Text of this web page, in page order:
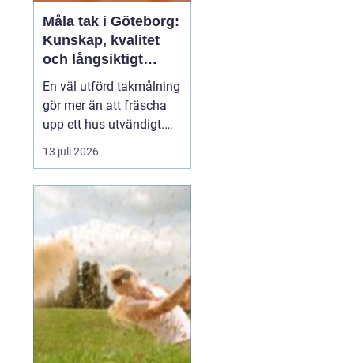
Måla tak i Göteborg:
Kunskap, kvalitet
och långsiktigt
skydd vid
takmålning i
Göteborg
En väl utförd takmålning
gör mer än att fräscha
upp ett hus utvändigt.
Den förlänger takets
livslängd, skyddar mot
spara stora pengar på
sikt. I en kuststad som
Göteb...
13 juli 2026